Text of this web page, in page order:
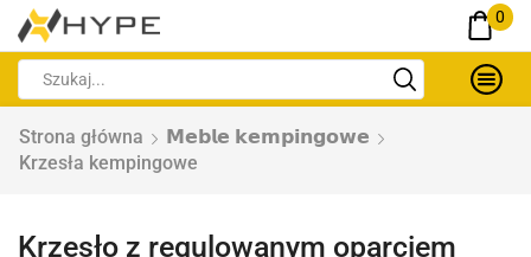
0
Strona główna
𝗠𝗲𝗯𝗹𝗲 𝗸𝗲𝗺𝗽𝗶𝗻𝗴𝗼𝘄𝗲
Krzesła kempingowe
Krzesło z regulowanym oparciem